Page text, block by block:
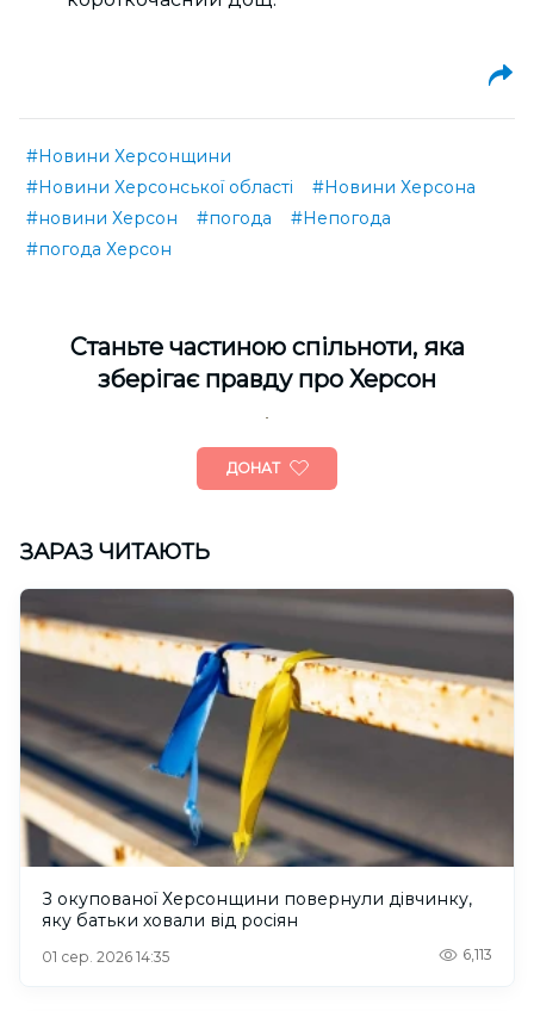
#Новини Херсонщини
#Новини Херсонської області
#Новини Херсона
#новини Херсон
#погода
#Непогода
#погода Херсон
Cтаньте частиною спільноти, яка
зберігає правду про Херсон
ДОНАТ
ЗАРАЗ ЧИТАЮТЬ
З окупованої Херсонщини повернули дівчинку,
яку батьки ховали від росіян
01 сер. 2026 14:35 6,113